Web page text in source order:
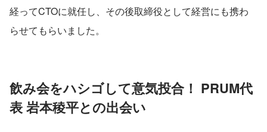
経ってCTOに就任し、その後取締役として経営にも携わ
らせてもらいました。
飲み会をハシゴして意気投合！ PRUM代
表 岩本稜平との出会い